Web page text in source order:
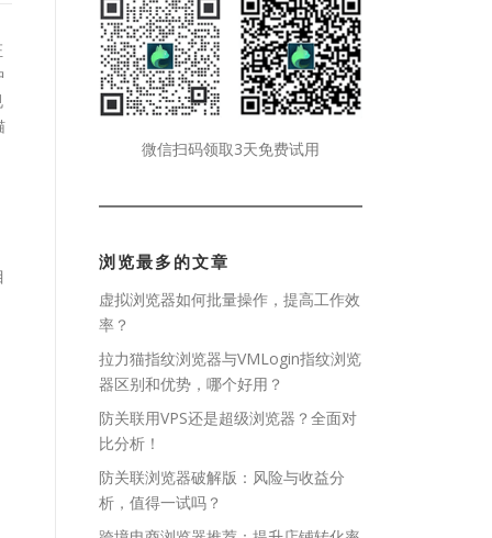
微信扫码领取3天免费试用
浏览最多的文章
虚拟浏览器如何批量操作，提高工作效
率？
拉力猫指纹浏览器与VMLogin指纹浏览
器区别和优势，哪个好用？
防关联用VPS还是超级浏览器？全面对
比分析！
防关联浏览器破解版：风险与收益分
析，值得一试吗？